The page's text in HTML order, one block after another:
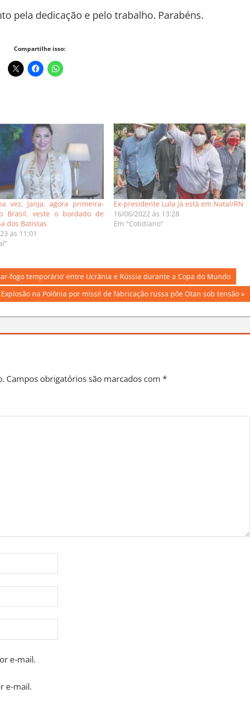
pela dedicação e pelo trabalho. Parabéns.
Compartilhe isso:
vez, Janja, agora primeira-
Brasil, veste o bordado de
dos Batistas
às 11:01
Ex-presidente Lula já está em Natal/RN
16/06/2022 às 13:28
Em "Cotidiano"
fogo temporário’ entre Ucrânia e Rússia durante a Copa do Mundo
Explosão na Polônia por míssil de fabricação russa põe Otan sob tensão
Campos obrigatórios são marcados com *
e-mail.
e-mail.